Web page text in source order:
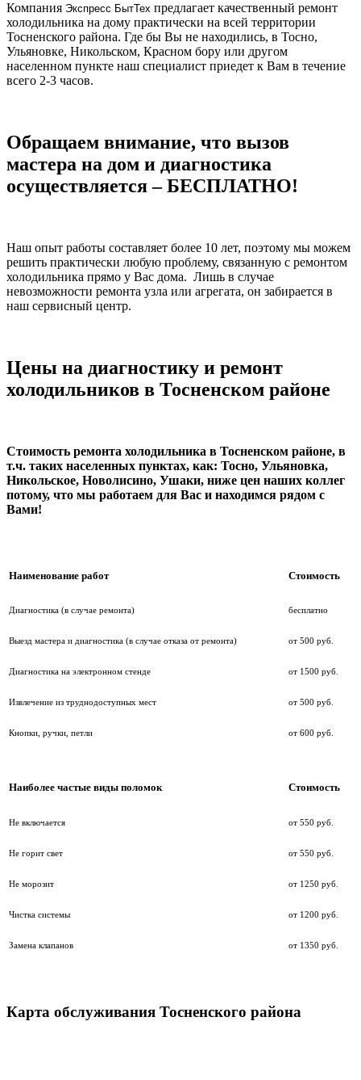
Компания Экспресс БытТех предлагает качественный ремонт
холодильника на дому практически на всей территории
Тосненского района. Где бы Вы не находились, в Тосно,
Ульяновке, Никольском, Красном бору или другом
населенном пункте наш специалист приедет к Вам в течение
всего 2-3 часов.
Обращаем внимание, что вызов
мастера на дом и диагностика
осуществляется – БЕСПЛАТНО!
Наш опыт работы составляет более 10 лет, поэтому мы можем
решить практически любую проблему, связанную с ремонтом
холодильника прямо у Вас дома. Лишь в случае
невозможности ремонта узла или агрегата, он забирается в
наш сервисный центр.
Цены на диагностику и ремонт
холодильников в Тосненском районе
Стоимость ремонта холодильника в Тосненском районе, в
т.ч. таких населенных пунктах, как: Тосно, Ульяновка,
Никольское, Новолисино, Ушаки, ниже цен наших коллег
потому, что мы работаем для Вас и находимся рядом с
Вами!
Наименование работ Стоимость
Диагностика (в случае ремонта) бесплатно
Выезд мастера и диагностика (в случае отказа от ремонта) от 500 руб.
Диагностика на электронном стенде от 1500 руб.
Извлечение из труднодоступных мест от 500 руб.
Кнопки, ручки, петли от 600 руб.
Наиболее частые виды поломок Стоимость
Не включается от 550 руб.
Не горит свет от 550 руб.
Не морозит от 1250 руб.
Чистка системы от 1200 руб.
Замена клапанов от 1350 руб.
Карта обслуживания Тосненского района